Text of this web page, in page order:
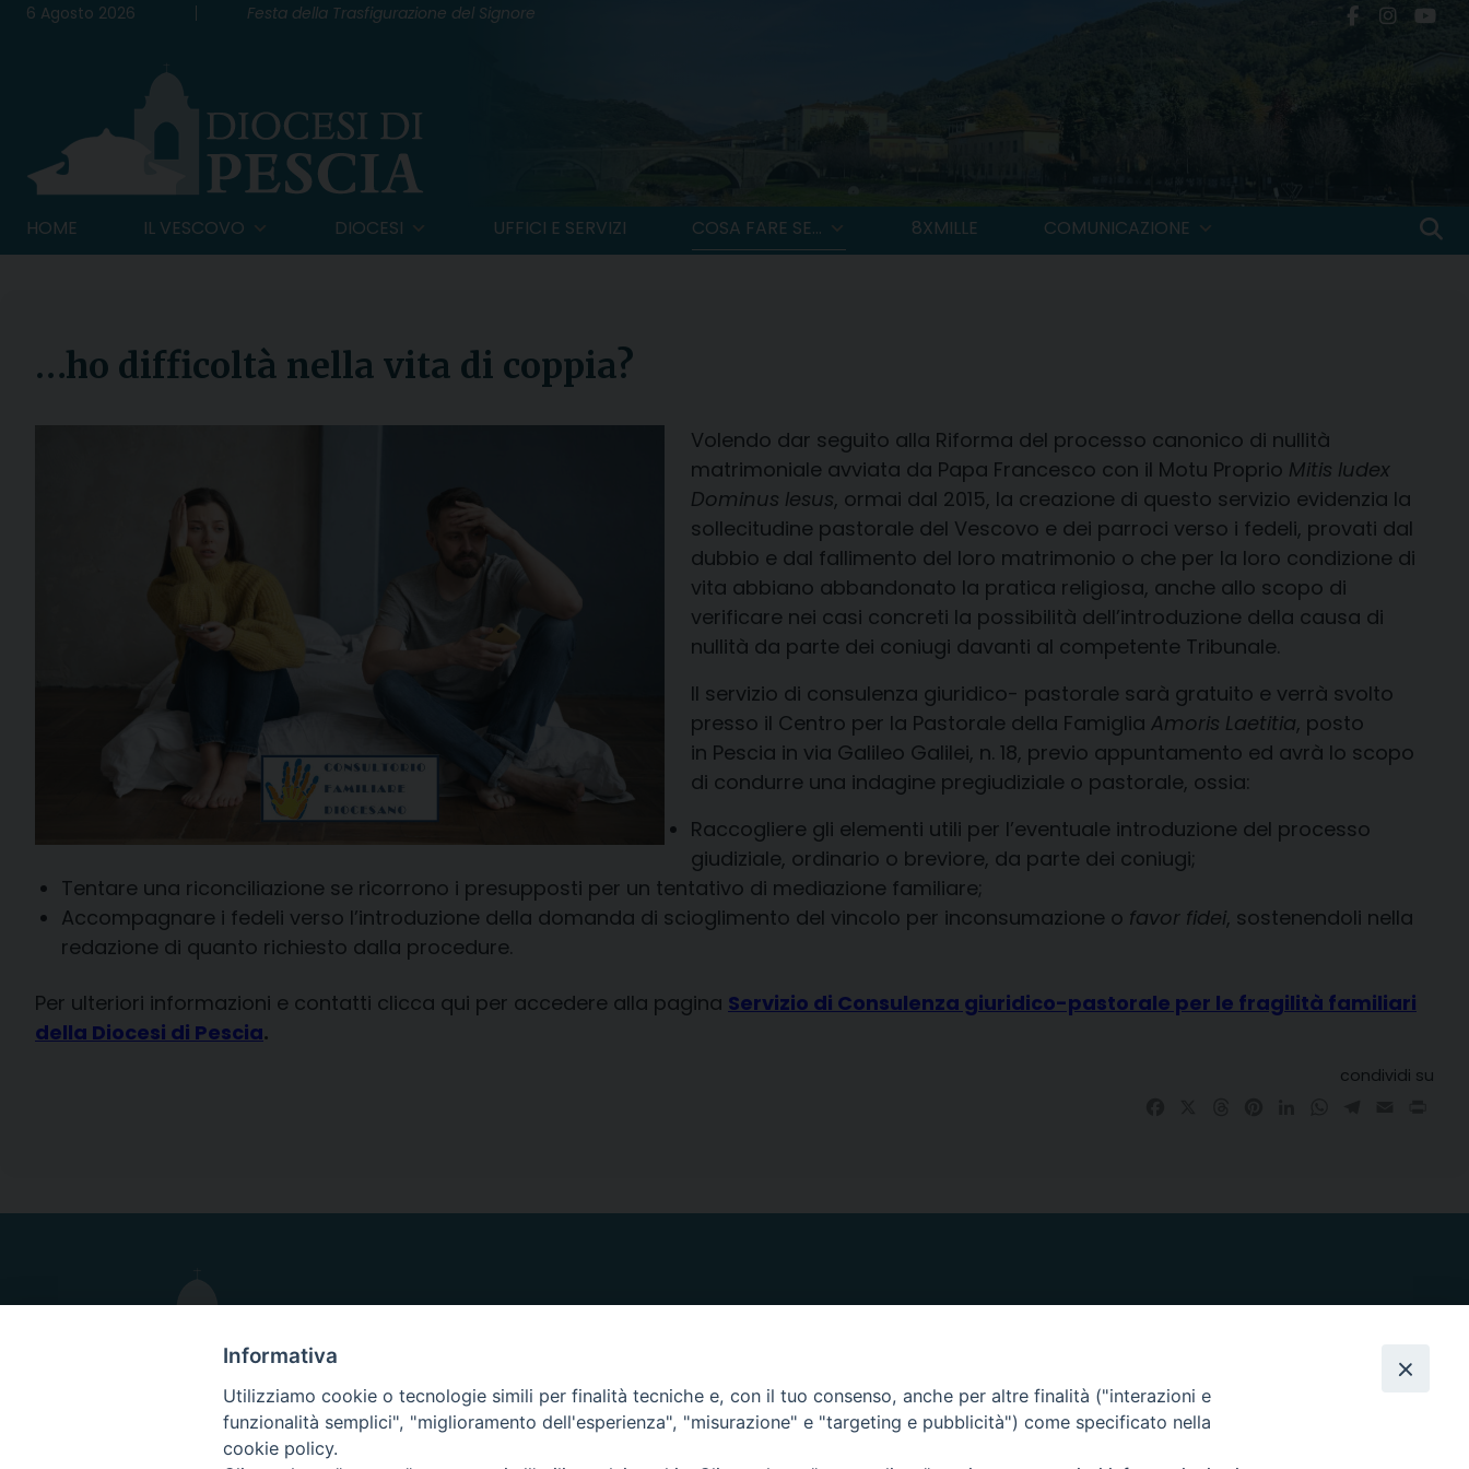
Skip6 Agosto 2026 Festa della Trasfigurazione del Signore
HOME IL VESCOVO DIOCESI UFFICI E SERVIZI COSA FARE SE... 8XMILLE COMUNICAZIONE
…ho difficoltà nella vita di coppia?
Volendo dar seguito alla Riforma del processo canonico di nullità
matrimoniale avviata da Papa Francesco con il Motu Proprio Mitis Iudex
Dominus Iesus, ormai dal 2015, la creazione di questo servizio evidenzia la
sollecitudine pastorale del Vescovo e dei parroci verso i fedeli, provati dal
dubbio e dal fallimento del loro matrimonio o che per la loro condizione di
vita abbiano abbandonato la pratica religiosa, anche allo scopo di
verificare nei casi concreti la possibilità dell’introduzione della causa di
nullità da parte dei coniugi davanti al competente Tribunale.
Il servizio di consulenza giuridico- pastorale sarà gratuito e verrà svolto
presso il Centro per la Pastorale della Famiglia Amoris Laetitia, posto
in Pescia in via Galileo Galilei, n. 18, previo appuntamento ed avrà lo scopo
di condurre una indagine pregiudiziale o pastorale, ossia:
Raccogliere gli elementi utili per l’eventuale introduzione del processo
giudiziale, ordinario o breviore, da parte dei coniugi;
Tentare una riconciliazione se ricorrono i presupposti per un tentativo di mediazione familiare;
Accompagnare i fedeli verso l’introduzione della domanda di scioglimento del vincolo per inconsumazione o favor fidei, sostenendoli nella
redazione di quanto richiesto dalla procedure.
Per ulteriori informazioni e contatti clicca qui per accedere alla pagina Servizio di Consulenza giuridico-pastorale per le fragilità familiari
della Diocesi di Pescia.
condividi su
alle 12.00
i nostri social
Informativa
Utilizziamo cookie o tecnologie simili per finalità tecniche e, con il tuo consenso, anche per altre finalità ("interazioni e
funzionalità semplici", "miglioramento dell'esperienza", "misurazione" e "targeting e pubblicità") come specificato nella
cookie policy.